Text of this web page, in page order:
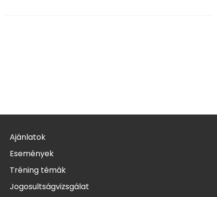
Ajánlatok
Események
Tréning témák
Jogosultságvizsgálat